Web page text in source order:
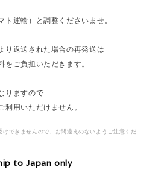
ト運輸）と調整くださいませ。
り返送された場合の再発送は
をご負担いただきます。
りますので
利用いただけません。
けできませんので、お間違えのないようご注意くだ
to Japan only